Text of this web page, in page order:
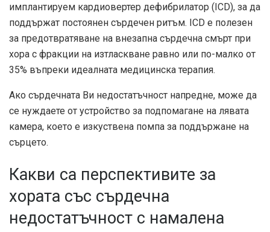
имплантируем кардиовертер дефибрилатор (ICD), за да
поддържат постоянен сърдечен ритъм. ICD е полезен
за предотвратяване на внезапна сърдечна смърт при
хора с фракции на изтласкване равно или по-малко от
35% въпреки идеалната медицинска терапия.
Ако сърдечната Ви недостатъчност напредне, може да
се нуждаете от устройство за подпомагане на лявата
камера, което е изкуствена помпа за поддържане на
сърцето.
Какви са перспективите за
хората със сърдечна
недостатъчност с намалена